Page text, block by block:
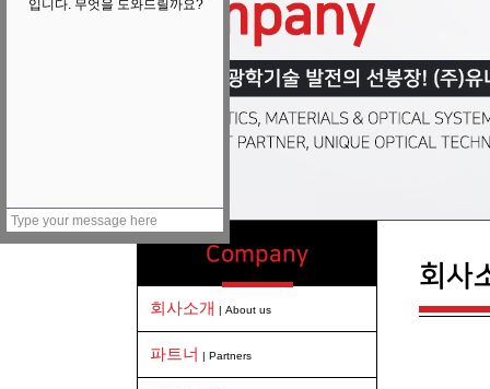
Company
회사소개 | About us
파트너 | Partners
회사